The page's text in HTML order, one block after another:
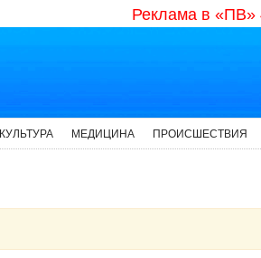
Реклама в «ПВ»
КУЛЬТУРА МЕДИЦИНА ПРОИСШЕСТВИЯ